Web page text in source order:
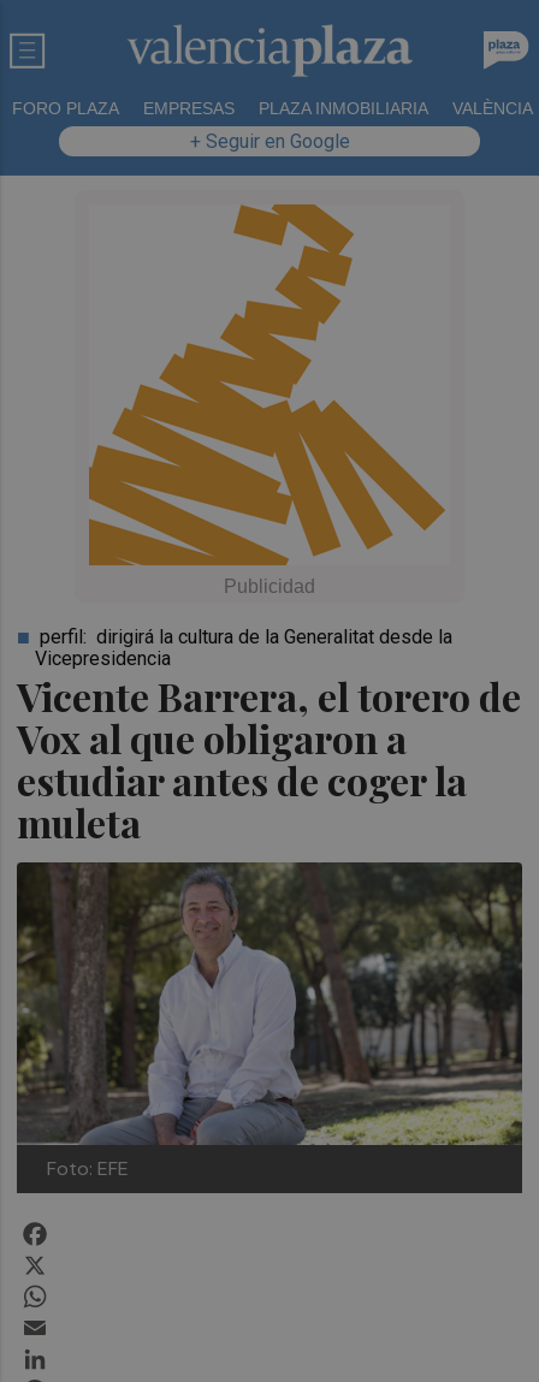
FORO PLAZA EMPRESAS PLAZA INMOBILIARIA VALÈNCIA
+ Seguir en Google
Vicente Barrera, el torero de
Vox al que obligaron a
estudiar antes de coger la
muleta
perfil: dirigirá la cultura de la Generalitat desde la
Vicepresidencia
Foto: EFE